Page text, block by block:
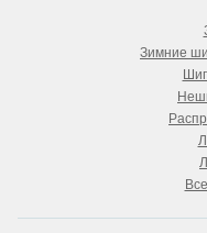
Зимние